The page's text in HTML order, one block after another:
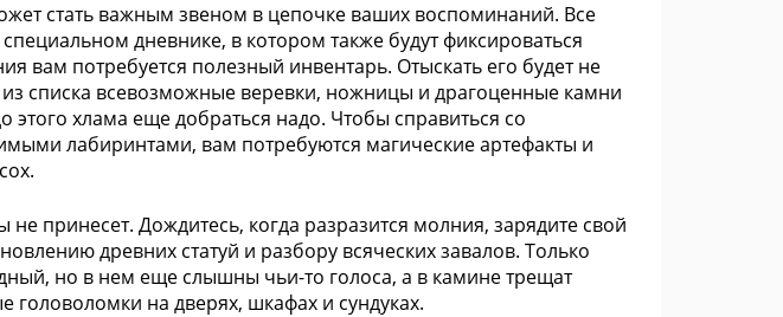
стать важным звеном в цепочке ваших воспоминаний. Все
дневнике, в котором также будут фиксироваться
вам потребуется полезный инвентарь. Отыскать его будет не
списка всевозможные веревки, ножницы и драгоценные камни
этого хлама еще добраться надо. Чтобы справиться со
лабиринтами, вам потребуются магические артефакты и
принесет. Дождитесь, когда разразится молния, зарядите свой
древних статуй и разбору всяческих завалов. Только
но в нем еще слышны чьи-то голоса, а в камине трещат
головоломки на дверях, шкафах и сундуках.